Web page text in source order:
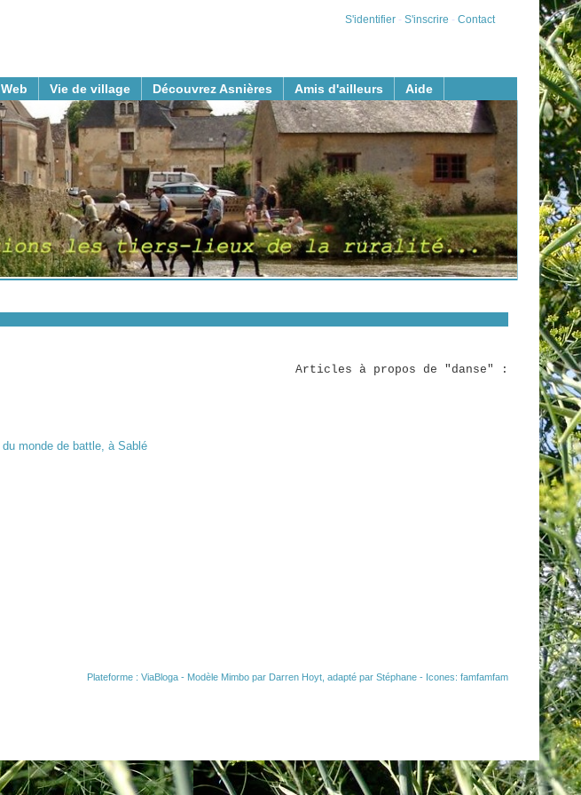
S'identifier - S'inscrire - Contact
Web Vie de village Découvrez Asnières Amis d'ailleurs Aide
Articles à propos de "danse" :
monde de battle, à Sablé
Plateforme : ViaBloga - Modèle Mimbo par Darren Hoyt , adapté par Stéphane - Icones: famfamfam